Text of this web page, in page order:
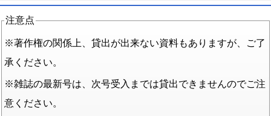
注意点
※著作権の関係上、貸出が出来ない資料もありますが、ご了
承ください。
※雑誌の最新号は、次号受入までは貸出できませんのでご注
意ください。